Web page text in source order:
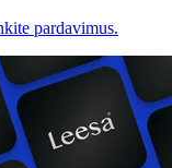
pardavimus.